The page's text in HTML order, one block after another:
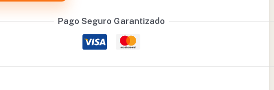
Pago Seguro Garantizado